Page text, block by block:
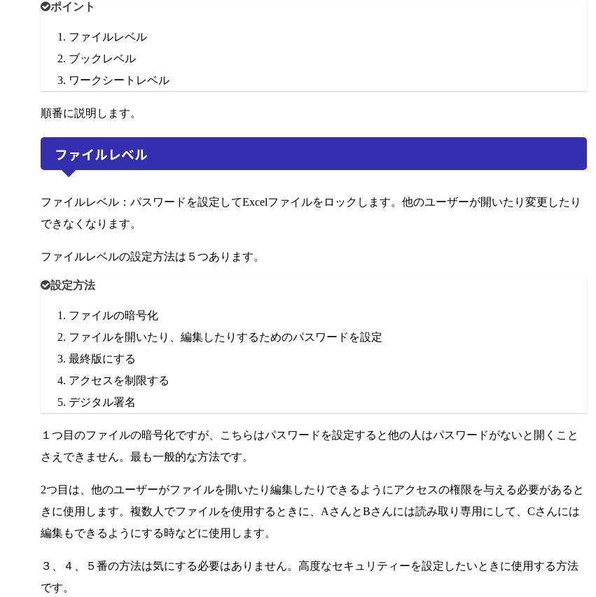
ポイント
ファイルレベル
ブックレベル
ワークシートレベル
順番に説明します。
ファイルレベル
ファイルレベル： パスワードを設定してExcelファイルをロックします。他のユーザーが開いたり変更したり
できなくなります。
ファイルレベルの設定方法は５つあります。
設定方法
ファイルの暗号化
ファイルを開いたり、編集したりするためのパスワードを設定
最終版にする
アクセスを制限する
デジタル署名
１つ目のファイルの暗号化ですが、こちらはパスワードを設定すると他の人はパスワードがないと開くこと
さえできません。最も一般的な方法です。
2つ目は、他のユーザーがファイルを開いたり編集したりできるようにアクセスの権限を与える必要があると
きに使用します。複数人でファイルを使用するときに、AさんとBさんには読み取り専用にして、Cさんには
編集もできるようにする時などに使用します。
３、４、５番の方法は気にする必要はありません。高度なセキュリティーを設定したいときに使用する方法
です。